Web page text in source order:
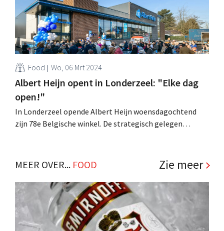
Food Wo, 06 Mrt 2024
Albert Heijn opent in Londerzeel: "Elke dag
open!"
In Londerzeel opende Albert Heijn woensdagochtend
zijn 78e Belgische winkel. De strategisch gelegen
MEER OVER... FOOD Zie meer